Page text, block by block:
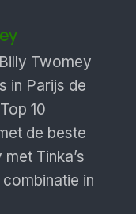
Twomey
in Parijs de
10
de beste
Tinka’s
in